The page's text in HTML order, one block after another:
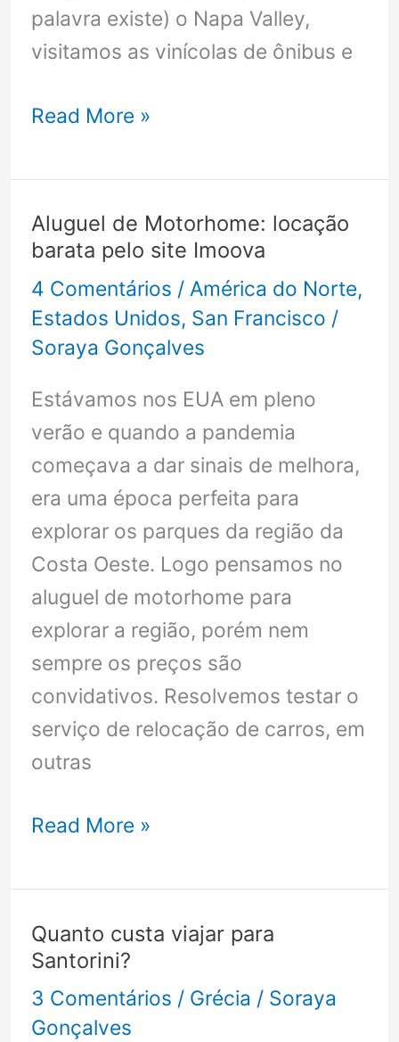
palavra existe) o Napa Valley,
visitamos as vinícolas de ônibus e
Napa
o
que
fazer:
ROTEIRO
DE
ÔNIBUS
Read More »
Aluguel de Motorhome: locação
barata pelo site Imoova
4 Comentários /América do Norte,
Estados Unidos, San Francisco /
Soraya Gonçalves
Estávamos nos EUA em pleno
verão e quando a pandemia
começava a dar sinais de melhora,
era uma época perfeita para
explorar os parques da região da
Costa Oeste. Logo pensamos no
aluguel de motorhome para
explorar a região, porém nem
sempre os preços são
convidativos. Resolvemos testar o
serviço de relocação de carros, em
outras
Aluguel
Motorhome:
locação
barata
pelo
site
Read More »
Quanto custa viajar para
Santorini?
3 Comentários / Grécia / Soraya
Gonçalves